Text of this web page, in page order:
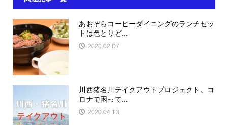
あおぞらコーヒーダイニングのランチセッ
トは色とりど...
2020.02.07
川西猪名川テイクアウトプロジェクト。コ
ロナで困って...
2020.04.13